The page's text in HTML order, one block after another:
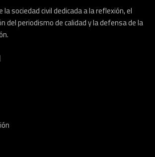
la sociedad civil dedicada a la reflexión, el
del periodismo de calidad y la defensa de la